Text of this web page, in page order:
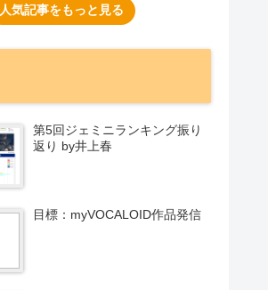
人気記事をもっと見る
第5回ジェミニランキング振り
返り by井上春
目標：myVOCALOID作品発信